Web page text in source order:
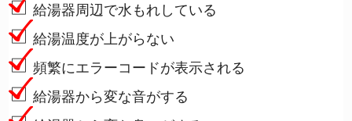
給湯器周辺で水もれしている
給湯温度が上がらない
頻繁にエラーコードが表示される
給湯器から変な音がする